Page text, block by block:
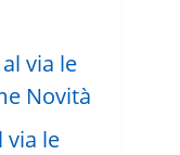
via le